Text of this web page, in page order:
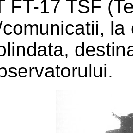
FT-17 TSF